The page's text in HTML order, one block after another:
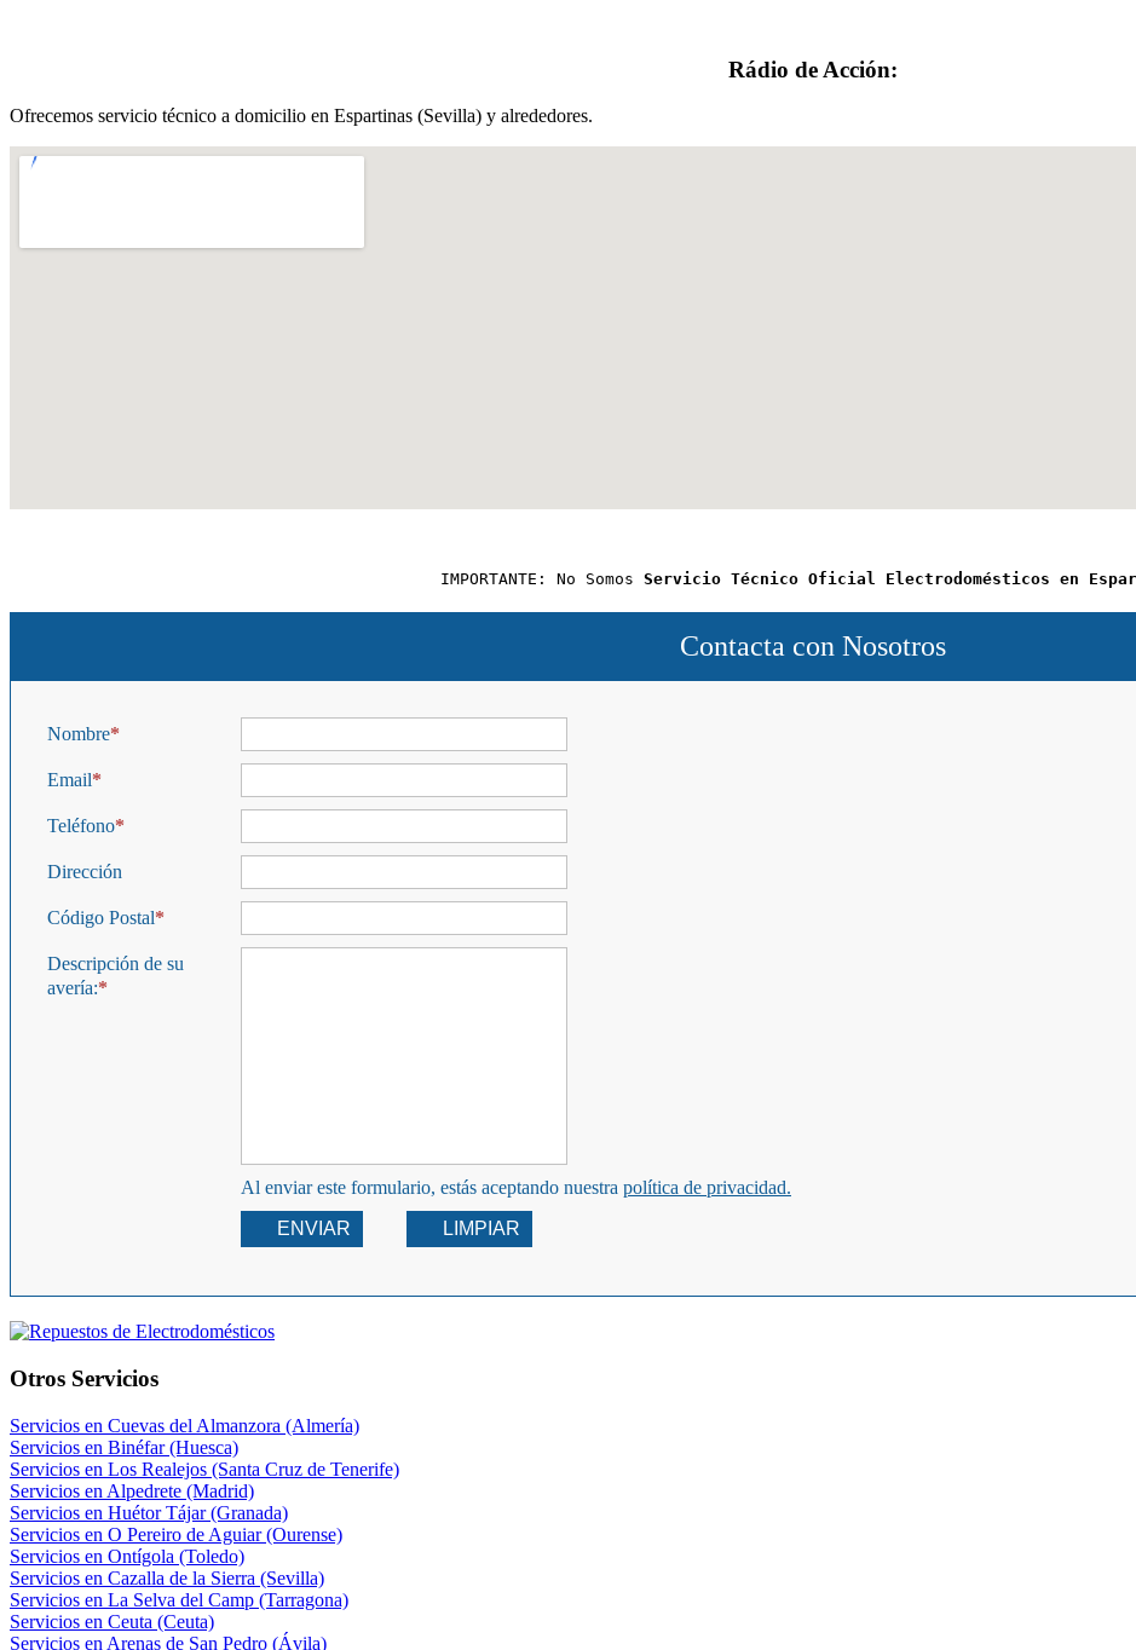
Rádio de Acción:
Ofrecemos servicio técnico a domicilio en Espartinas (Sevilla) y alrededores.
IMPORTANTE: No Somos Servicio Técnico Oficial Electrodomésticos en
Contacta con Nosotros
Nombre
Email
Teléfono
Dirección
Código Postal
Descripción de su
avería:
Al enviar este formulario, estás aceptando nuestra política de privacidad.
ENVIAR
LIMPIAR
Otros Servicios
Servicios en Cuevas del Almanzora (Almería)
Servicios en Binéfar (Huesca)
Servicios en Los Realejos (Santa Cruz de Tenerife)
Servicios en Alpedrete (Madrid)
Servicios en Huétor Tájar (Granada)
Servicios en O Pereiro de Aguiar (Ourense)
Servicios en Ontígola (Toledo)
Servicios en Cazalla de la Sierra (Sevilla)
Servicios en La Selva del Camp (Tarragona)
Servicios en Ceuta (Ceuta)
Servicios en Arenas de San Pedro (Ávila)